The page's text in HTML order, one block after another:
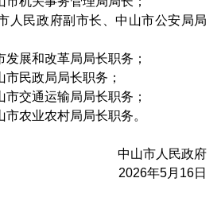
民政府副市长、中山市公安局局
展和改革局局长职务；
民政局局长职务；
交通运输局局长职务；
农业农村局局长职务。
中山市人民政府
2026年5月16日